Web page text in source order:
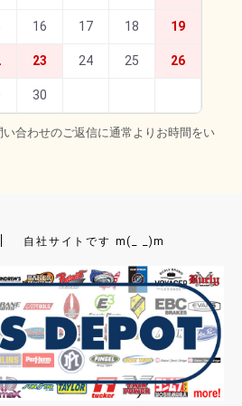
16 17 18 19
23 24 25 26
30
合わせのご返信に通常よりお時間をい
自社サイトです m(_ _)m